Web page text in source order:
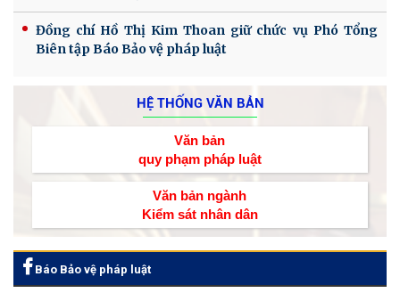
Đồng chí Hồ Thị Kim Thoan giữ chức vụ Phó Tổng
Biên tập Báo Bảo vệ pháp luật
HỆ THỐNG VĂN BẢN
Văn bản
quy phạm pháp luật
Văn bản ngành
Kiểm sát nhân dân
Báo Bảo vệ pháp luật